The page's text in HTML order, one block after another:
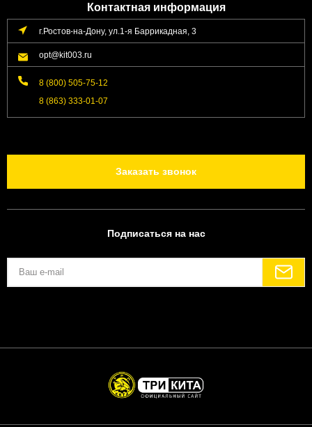
Контактная информация
г.Ростов-на-Дону, ул.1-я Баррикадная, 3
opt@kit003.ru
8 (800) 505-75-12
8 (863) 333-01-07
Заказать звонок
Подписаться на нас